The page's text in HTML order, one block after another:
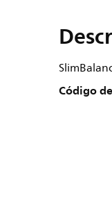
Código